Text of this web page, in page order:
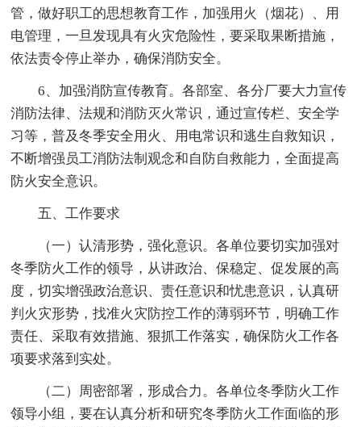
管，做好职工的思想教育工作，加强用火（烟花）、用
电管理，一旦发现具有火灾危险性，要采取果断措施，
依法责令停止举办，确保消防安全。
6、加强消防宣传教育。各部室、各分厂要大力宣传
消防法律、法规和消防灭火常识，通过宣传栏、安全学
习等，普及冬季安全用火、用电常识和逃生自救知识，
不断增强员工消防法制观念和自防自救能力，全面提高
防火安全意识。
五、工作要求
（一）认清形势，强化意识。各单位要切实加强对
冬季防火工作的领导，从讲政治、保稳定、促发展的高
度，切实增强政治意识、责任意识和忧患意识，认真研
判火灾形势，找准火灾防控工作的薄弱环节，明确工作
责任、采取有效措施、狠抓工作落实，确保防火工作各
项要求落到实处。
（二）周密部署，形成合力。各单位冬季防火工作
领导小组，要在认真分析和研究冬季防火工作面临的形